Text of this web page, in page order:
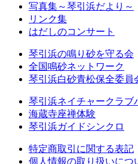
写真集～琴引浜だより～
リンク集
はだしのコンサート
琴引浜の鳴り砂を守る会
全国鳴砂ネットワーク
琴引浜白砂青松保全委員
琴引浜ネイチャークラブ
海蔵寺座禅体験
琴引浜ガイドシンクロ
特定商取引に関する表記
個人情報の取り扱いにつ